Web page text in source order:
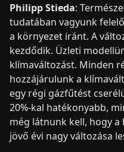
Philipp Stieda:
tudatában vagyunk
a környezet iránt. A
kezdődik. Üzleti
klímaváltozást. Minden
hozzájárulunk a
egy régi gázfűtést
20%-kal hatékonyabb,
még látnunk kell, hogy
jövő évi nagy változása